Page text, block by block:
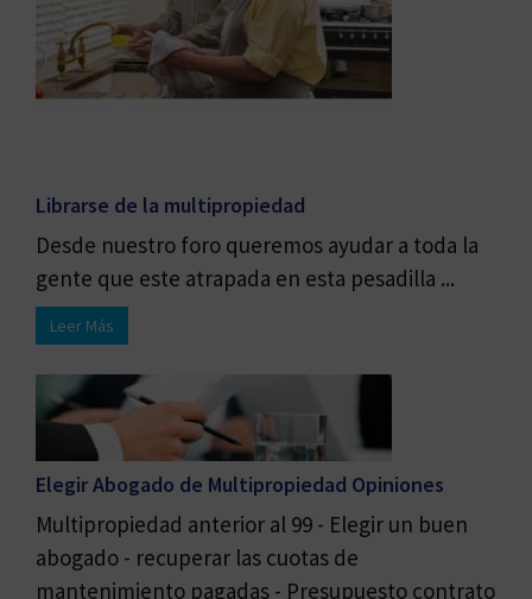
Librarse de la multipropiedad
Desde nuestro foro queremos ayudar a toda la
gente que este atrapada en esta pesadilla ...
Leer Más
Elegir Abogado de Multipropiedad Opiniones
Multipropiedad anterior al 99 - Elegir un buen
abogado - recuperar las cuotas de
mantenimiento pagadas - Presupuesto contrato